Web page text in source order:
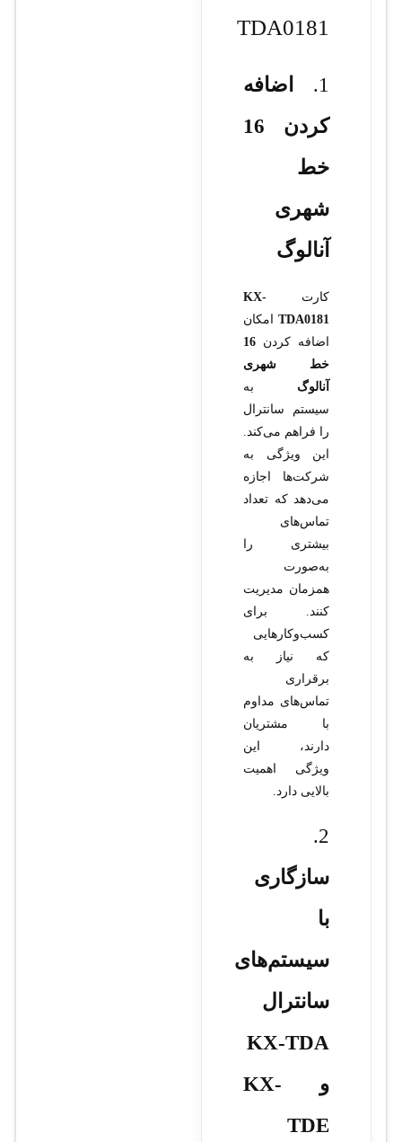
TDA0181
1.
اضافه
کردن 16
خط
شهری
آنالوگ
کارت KX-
TDA0181امکان
اضافه کردن 16
خط شهری
آنالوگ به
سیستم سانترال
را فراهم می‌کند.
این ویژگی به
شرکت‌ها اجازه
می‌دهد که تعداد
تماس‌های
بیشتری را
به‌صورت
همزمان مدیریت
کنند. برای
کسب‌وکارهایی
که نیاز به
برقراری
تماس‌های مداوم
با مشتریان
دارند، این
ویژگی اهمیت
بالایی دارد.
2.
سازگاری
با
سیستم‌های
سانترال
KX-TDA
و KX-
TDE